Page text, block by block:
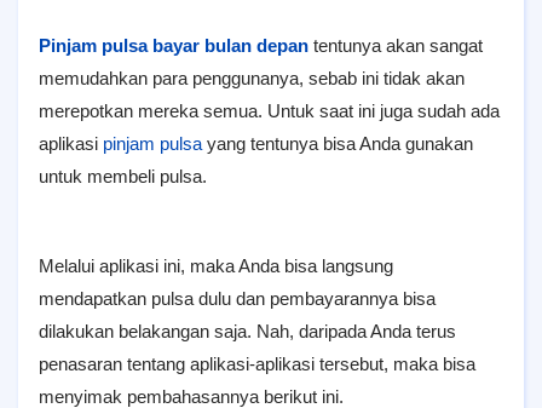
Pinjam pulsa bayar bulan depan tentunya akan sangat
memudahkan para penggunanya, sebab ini tidak akan
merepotkan mereka semua. Untuk saat ini juga sudah ada
aplikasi pinjam pulsa yang tentunya bisa Anda gunakan
untuk membeli pulsa.
Melalui aplikasi ini, maka Anda bisa langsung
mendapatkan pulsa dulu dan pembayarannya bisa
dilakukan belakangan saja. Nah, daripada Anda terus
penasaran tentang aplikasi-aplikasi tersebut, maka bisa
menyimak pembahasannya berikut ini.